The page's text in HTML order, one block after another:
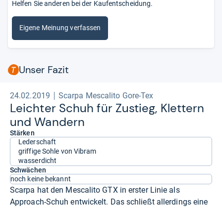
Helfen Sie anderen bei der Kaufentscheidung.
Eigene Meinung verfassen
Unser Fazit
24.02.2019 Scarpa Mescalito Gore-Tex
Leich­ter Schuh für Zustieg, Klet­tern
und Wan­dern
Stärken
Lederschaft
griffige Sohle von Vibram
wasserdicht
Schwächen
noch keine bekannt
Scarpa hat den Mescalito GTX in erster Linie als
Approach-Schuh entwickelt. Das schließt allerdings eine